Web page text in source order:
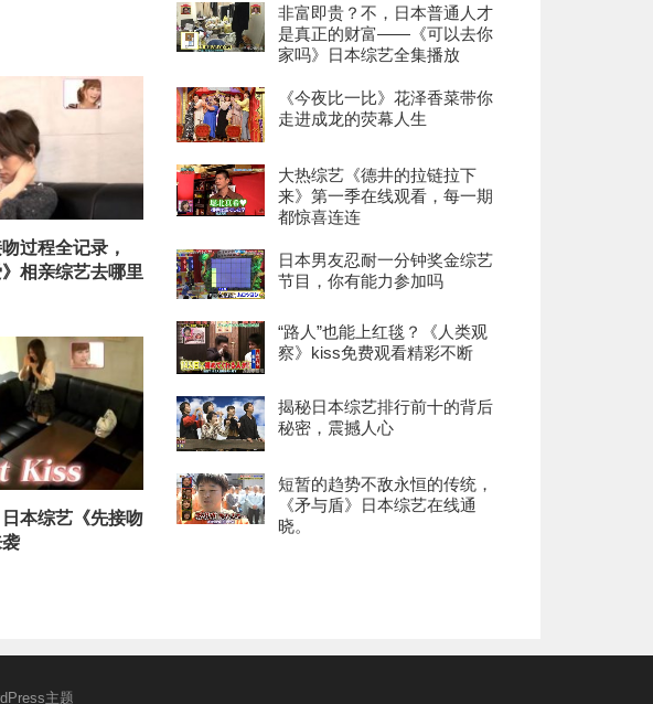
过程全记录，
》相亲综艺去哪里
本综艺《先接吻
非富即贵？不，日本普通人才
是真正的财富——《可以去你
家吗》日本综艺全集播放
《今夜比一比》花泽香菜带你
走进成龙的荧幕人生
大热综艺《德井的拉链拉下
来》第一季在线观看，每一期
都惊喜连连
日本男友忍耐一分钟奖金综艺
节目，你有能力参加吗
“路人”也能上红毯？《人类观
察》kiss免费观看精彩不断
揭秘日本综艺排行前十的背后
秘密，震撼人心
短暂的趋势不敌永恒的传统，
《矛与盾》日本综艺在线通
晓。
主题